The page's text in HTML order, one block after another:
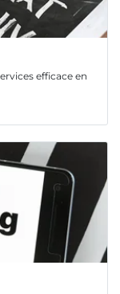
efficace en